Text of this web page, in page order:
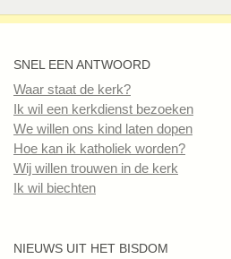
SNEL EEN ANTWOORD
Waar staat de kerk?
Ik wil een kerkdienst bezoeken
We willen ons kind laten dopen
Hoe kan ik katholiek worden?
Wij willen trouwen in de kerk
Ik wil biechten
NIEUWS UIT HET BISDOM